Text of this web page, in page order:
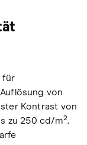
für
von
Kontrast von
zu 250 cd/m2.